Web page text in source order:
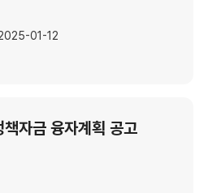
01-12
자금 융자계획 공고